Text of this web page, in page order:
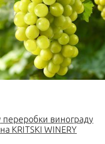
переробки винограду
KRITSKI WINERY